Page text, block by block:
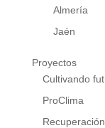
Almería
Jaén
Proyectos
Cultivando
ProClima